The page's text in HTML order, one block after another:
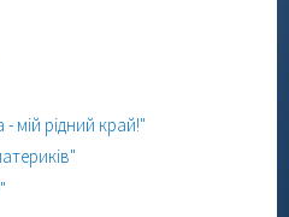
мій рідний край!"